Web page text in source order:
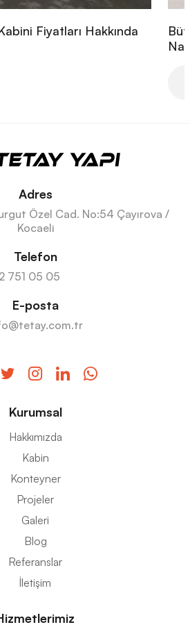
Fiyatları Hakkında
Adres
Özel Cad. No:54 Çayırova /
Kocaeli
Telefon
751 05 05
E-posta
Kurumsal
Hakkımızda
Kabin
Konteyner
Projeler
Galeri
Blog
Referanslar
İletişim